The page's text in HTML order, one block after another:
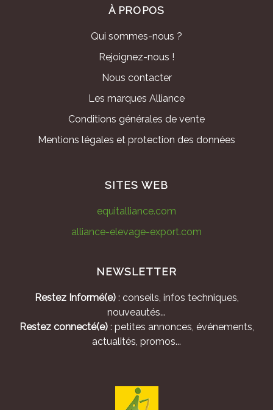
À PROPOS
Qui sommes-nous ?
Rejoignez-nous !
Nous contacter
Les marques Alliance
Conditions générales de vente
Mentions légales et protection des données
SITES WEB
equitalliance.com
alliance-elevage-export.com
NEWSLETTER
Restez Informé(e): conseils, infos techniques,
nouveautés...
Restez connecté(e): petites annonces, événements,
actualités, promos...